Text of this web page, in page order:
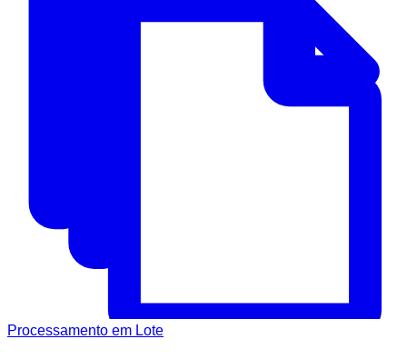
Processamento em Lote